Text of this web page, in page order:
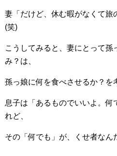
妻「だけど、休む暇がなくて旅
(笑)
こうしてみると、妻にとって孫
み？は、
孫っ娘に何を食べさせるか？を
息子は「あるものでいいよ。何
れど、
その「何でも」が、くせ者なん